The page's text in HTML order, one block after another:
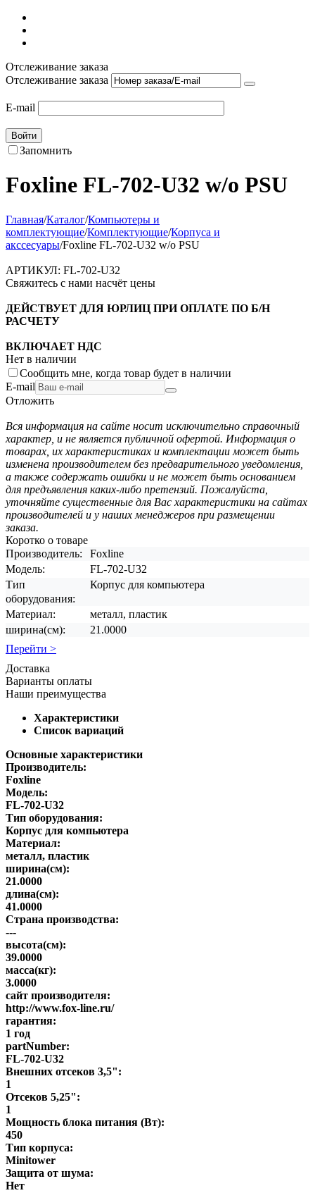
Отслеживание заказа
Отслеживание заказа
E-mail
Войти
Запомнить
Foxline FL-702-U32 w/o PSU
Главная/Каталог/Компьютеры и
комплектующие/Комплектующие/Корпуса и
акссесуары/Foxline FL-702-U32 w/o PSU
АРТИКУЛ: FL-702-U32
Свяжитесь с нами насчёт цены
ДЕЙСТВУЕТ ДЛЯ ЮРЛИЦ ПРИ ОПЛАТЕ ПО Б/Н
РАСЧЕТУ
ВКЛЮЧАЕТ НДС
Нет в наличии
Сообщить мне, когда товар будет в наличии
E-mail
Отложить
Вся информация на сайте носит исключительно справочный
характер, и не является публичной офертой. Информация о
товарах, их характеристиках и комплектации может быть
изменена производителем без предварительного уведомления,
а также содержать ошибки и не может быть основанием
для предъявления каких-либо претензий. Пожалуйста,
уточняйте существенные для Вас характеристики на сайтах
производителей и у наших менеджеров при размещении
заказа.
Коротко о товаре
Производитель:
Foxline
Модель:
FL-702-U32
Тип
оборудования:
Корпус для компьютера
Материал:
металл, пластик
ширина(см):
21.0000
Перейти >
Доставка
Варианты оплаты
Наши преимущества
Характеристики
Список вариаций
Основные характеристики
Производитель:
Foxline
Модель:
FL-702-U32
Тип оборудования:
Корпус для компьютера
Материал:
металл, пластик
ширина(см):
21.0000
длина(см):
41.0000
Страна производства:
---
высота(см):
39.0000
масса(кг):
3.0000
сайт производителя:
http://www.fox-line.ru/
гарантия:
1 год
partNumber:
FL-702-U32
Внешних отсеков 3,5":
1
Отсеков 5,25":
1
Мощность блока питания (Вт):
450
Тип корпуса:
Minitower
Защита от шума:
Нет